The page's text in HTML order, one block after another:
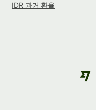
IDR 과거 환율